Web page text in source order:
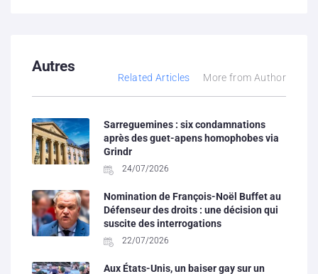
Autres
Related Articles More from Author
Sarreguemines : six condamnations
après des guet-apens homophobes via
Grindr
24/07/2026
Nomination de François-Noël Buffet au
Défenseur des droits : une décision qui
suscite des interrogations
22/07/2026
Aux États-Unis, un baiser gay sur un